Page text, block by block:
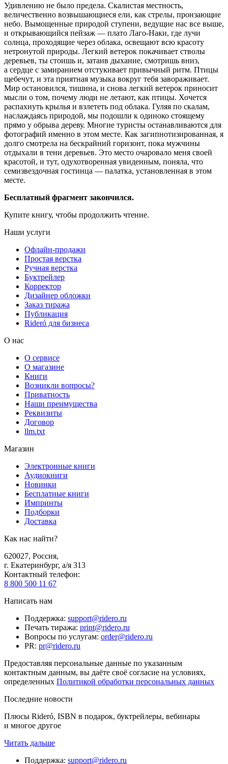
Удивлению не было предела. Скалистая местность,
величественно возвышающиеся ели, как стрелы, пронзающие
небо. Вымощенные природой ступени, ведущие нас все выше,
и открывающийся пейзаж — плато Лаго-Наки, где лучи
солнца, проходящие через облака, освещают всю красоту
нетронутой природы. Легкий ветерок покачивает стволы
деревьев, ты стоишь и, затаив дыхание, смотришь вниз,
а сердце с замиранием отстукивает привычный ритм. Птицы
щебечут, и эта приятная музыка вокруг тебя завораживает.
Мир остановился, тишина, и снова легкий ветерок приносит
мысли о том, почему люди не летают, как птицы. Хочется
распахнуть крылья и взлететь под облака. Гуляя по скалам,
наслаждаясь природой, мы подошли к одиноко стоящему
прямо у обрыва дереву. Многие туристы останавливаются для
фотографий именно в этом месте. Как загипнотизированная, я
долго смотрела на бескрайний горизонт, пока мужчины
отдыхали в тени деревьев. Это место очаровало меня своей
красотой, и тут, одухотворенная увиденным, поняла, что
семизвездочная гостинца — палатка, установленная в этом
месте.
Бесплатный фрагмент закончился.
Купите книгу, чтобы продолжить чтение.
Наши услуги
Офлайн-продажи
Простая верстка
Ручная верстка
Буктрейлер
Корректор
Дизайнер обложки
Заказ тиража
Публикация
Rideró для бизнеса
О нас
О сервисе
О магазине
Книги
Возникли вопросы?
Приватность
Наши преимущества
Реквизиты
Договор
llm.txt
Магазин
Электронные книги
Аудиокниги
Новинки
Бесплатные книги
Импринты
Подборки
Доставка
Как нас найти?
620027, Россия,
г. Екатеринбург, а/я 313
Контактный телефон:
8 800 500 11 67
Написать нам
Поддержка: support@ridero.ru
Печать тиража: print@ridero.ru
Вопросы по услугам: order@ridero.ru
PR: pr@ridero.ru
Предоставляя персональные данные по указанным
контактным данным, вы даёте своё согласие на условиях,
определенных Политикой обработки персональных данных
Последние новости
Плюсы Rideró, ISBN в подарок, буктрейлеры, вебинары
и многое другое
Читать дальше
Поддержка: support@ridero.ru